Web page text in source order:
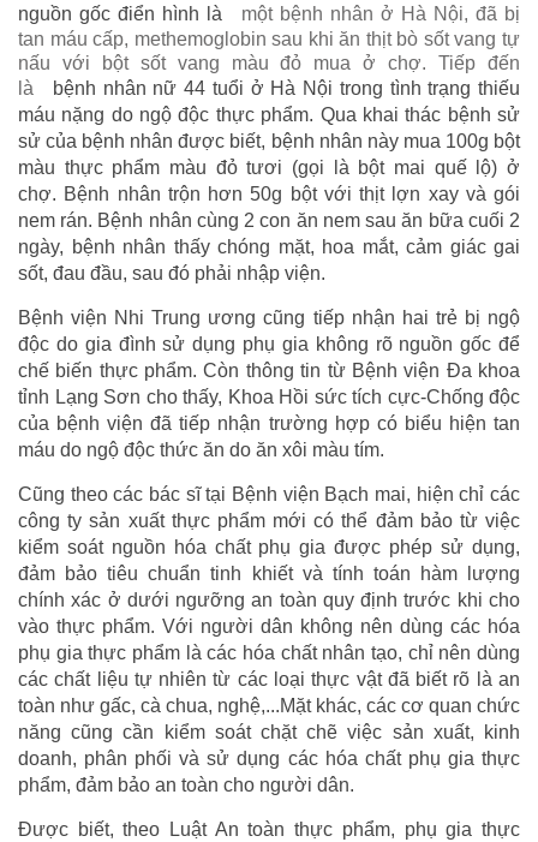
nguồn gốc điển hình là
một bệnh nhân ở Hà Nội, đã bị
tan máu cấp, methemoglobin sau khi ăn thịt bò sốt vang tự
nấu với bột sốt vang màu đỏ mua ở chợ. Tiếp đến
là
bệnh nhân nữ 44 tuổi ở Hà Nội trong tình trạng thiếu
máu nặng do ngộ độc thực phẩm. Qua khai thác bệnh sử
sử của bệnh nhân được biết, bệnh nhân này mua 100g bột
màu thực phẩm màu đỏ tươi (gọi là bột mai quế lộ) ở
chợ. Bệnh nhân trộn hơn 50g bột với thịt lợn xay và gói
nem rán. Bệnh nhân cùng 2 con ăn nem sau ăn bữa cuối 2
ngày, bệnh nhân thấy chóng mặt, hoa mắt, cảm giác gai
sốt, đau đầu, sau đó phải nhập viện.
Bệnh viện Nhi Trung ương cũng tiếp nhận hai trẻ bị ngộ
độc do gia đình sử dụng phụ gia không rõ nguồn gốc để
chế biến thực phẩm. Còn thông tin từ Bệnh viện Đa khoa
tỉnh Lạng Sơn cho thấy, Khoa Hồi sức tích cực-Chống độc
của bệnh viện đã tiếp nhận trường hợp có biểu hiện tan
máu do ngộ độc thức ăn do ăn xôi màu tím.
Cũng theo các bác sĩ tại Bệnh viện Bạch mai, hiện chỉ các
công ty sản xuất thực phẩm mới có thể đảm bảo từ việc
kiểm soát nguồn hóa chất phụ gia được phép sử dụng,
đảm bảo tiêu chuẩn tinh khiết và tính toán hàm lượng
chính xác ở dưới ngưỡng an toàn quy định trước khi cho
vào thực phẩm. Với người dân không nên dùng các hóa
phụ gia thực phẩm là các hóa chất nhân tạo, chỉ nên dùng
các chất liệu tự nhiên từ các loại thực vật đã biết rõ là an
toàn như gấc, cà chua, nghệ,...Mặt khác, các cơ quan chức
năng cũng cần kiểm soát chặt chẽ việc sản xuất, kinh
doanh, phân phối và sử dụng các hóa chất phụ gia thực
phẩm, đảm bảo an toàn cho người dân.
Được biết, theo Luật An toàn thực phẩm, phụ gia thực